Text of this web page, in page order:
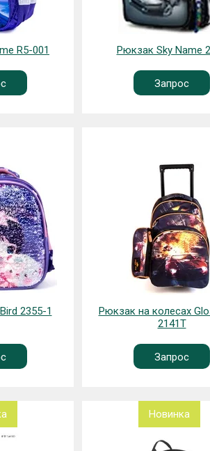
R5-001 Рюкзак Sky Name
Запрос
2355-1
Рюкзак на колесах
2141T
Запрос
Новинка